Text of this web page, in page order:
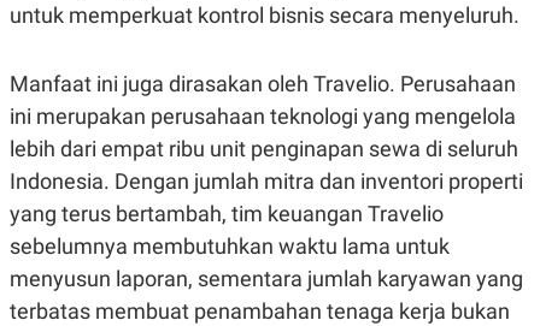
untuk memperkuat kontrol bisnis secara menyeluruh.
Manfaat ini juga dirasakan oleh Travelio. Perusahaan
ini merupakan perusahaan teknologi yang mengelola
lebih dari empat ribu unit penginapan sewa di seluruh
Indonesia. Dengan jumlah mitra dan inventori properti
yang terus bertambah, tim keuangan Travelio
sebelumnya membutuhkan waktu lama untuk
menyusun laporan, sementara jumlah karyawan yang
terbatas membuat penambahan tenaga kerja bukan